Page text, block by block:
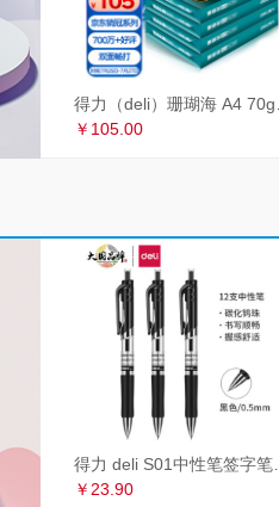
￥105.00
￥23.90